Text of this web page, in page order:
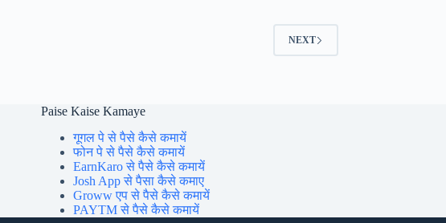
NEXT
Paise Kaise Kamaye
गूगल पे से पैसे कैसे कमायें
फोन पे से पैसे कैसे कमायें
EarnKaro से पैसे कैसे कमायें
Josh App से पैसा कैसे कमाए
Groww एप से पैसे कैसे कमायें
PAYTM से पैसे कैसे कमायें